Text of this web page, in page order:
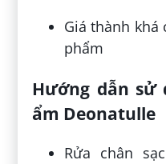
Giá thành khá
phẩm
Hướng dẫn sử
ẩm Deonatulle
Rửa chân